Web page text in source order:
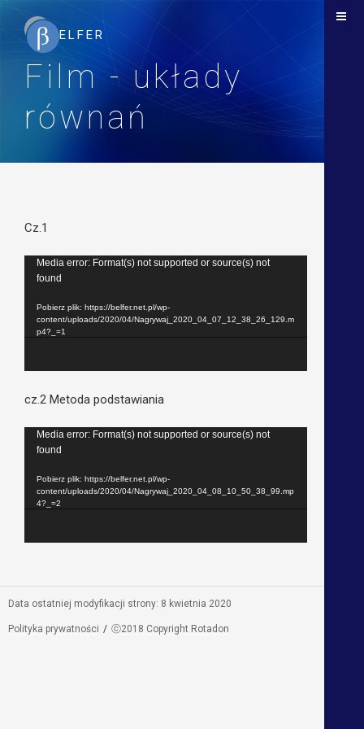
Film - układy
równań
Cz.1
Odtwarzacz
video
Media error: Format(s) not supported or source(s) not
found
Pobierz plik: https://belfer.net.pl/wp-
content/uploads/2020/04/Nagrywaj_2020_04_07_12_38_26_129.m
p4?_=1
cz.2 Metoda podstawiania
Odtwarzacz
video
Media error: Format(s) not supported or source(s) not
found
Pobierz plik: https://belfer.net.pl/wp-
content/uploads/2020/04/Nagrywaj_2020_04_08_10_50_38_99.mp
4?_=2
Data ostatniej modyfikacji strony: 8 kwietnia 2020
Polityka prywatności ⓒ2018 Copyright Rotadon